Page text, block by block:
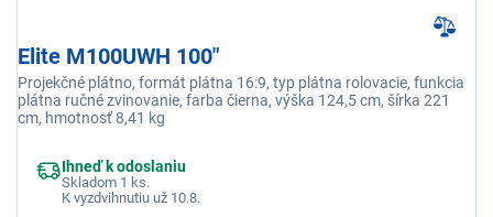
Elite M100UWH 100"
Projekčné plátno, formát plátna 16:9, typ plátna rolovacie, funkcia
plátna ručné zvinovanie, farba čierna, výška 124,5 cm, šírka 221
cm, hmotnosť 8,41 kg
Ihneď k odoslaniu
Skladom 1 ks.
K vyzdvihnutiu už 10.8.